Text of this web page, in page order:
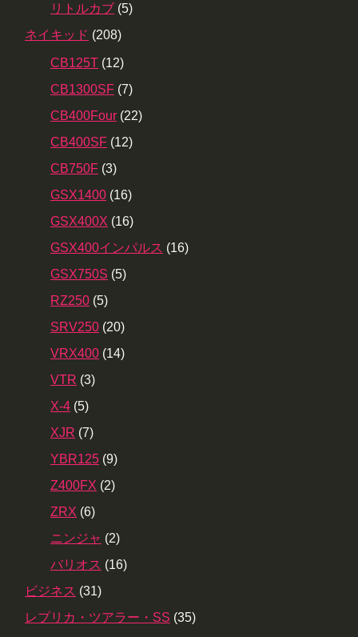
リトルカブ (5)
ネイキッド (208)
CB125T (12)
CB1300SF (7)
CB400Four (22)
CB400SF (12)
CB750F (3)
GSX1400 (16)
GSX400X (16)
GSX400インパルス (16)
GSX750S (5)
RZ250 (5)
SRV250 (20)
VRX400 (14)
VTR (3)
X-4 (5)
XJR (7)
YBR125 (9)
Z400FX (2)
ZRX (6)
ニンジャ (2)
バリオス (16)
ビジネス (31)
レプリカ・ツアラー・SS (35)